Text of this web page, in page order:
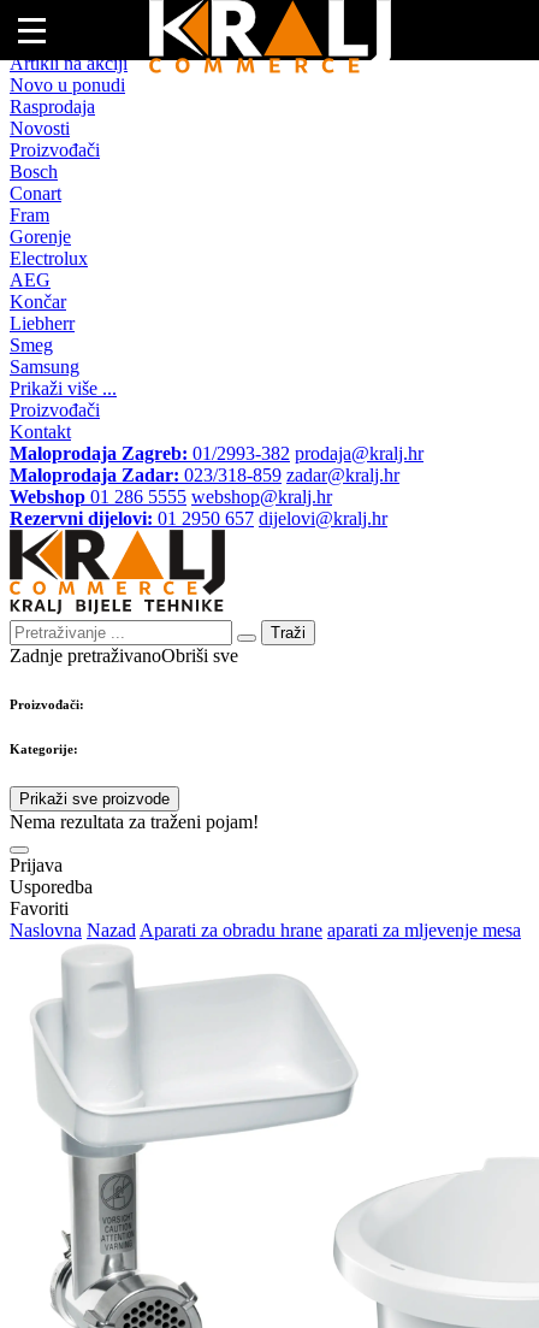
Naslovna
Artikli na akciji
Novo u ponudi
Rasprodaja
Novosti
Proizvođači
Bosch
Conart
Fram
Gorenje
Electrolux
AEG
Končar
Liebherr
Smeg
Samsung
Prikaži više ...
Proizvođači
Kontakt
Maloprodaja Zagreb: 01/2993-382 prodaja@kralj.hr
Maloprodaja Zadar: 023/318-859 zadar@kralj.hr
Webshop 01 286 5555 webshop@kralj.hr
Rezervni dijelovi: 01 2950 657 dijelovi@kralj.hr
Traži
Zadnje pretraživanoObriši sve
Proizvođači:
Kategorije:
Prikaži sve proizvode
Nema rezultata za traženi pojam!
Prijava
Usporedba
Favoriti
Naslovna Nazad Aparati za obradu hrane aparati za mljevenje mesa